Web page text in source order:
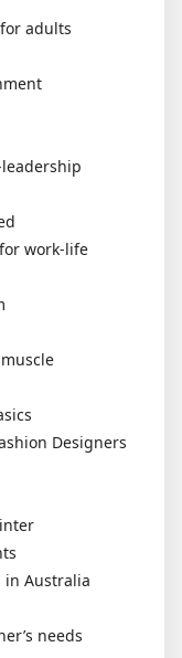
adults
work-life
Designers
in Australia
needs